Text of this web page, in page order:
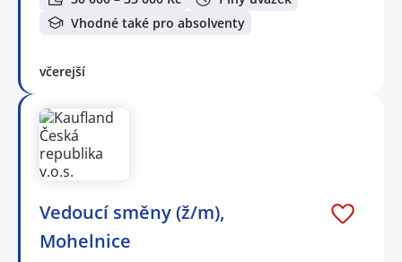
Vhodné také pro absolventy
včerejší
Vedoucí směny (ž/m),
Mohelnice